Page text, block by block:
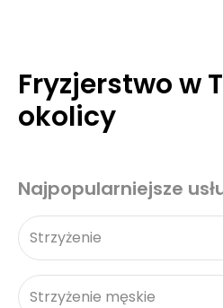
Fryzjerstwo w
okolicy
Najpopularniejsze
Strzyżenie
Strzyżenie męskie